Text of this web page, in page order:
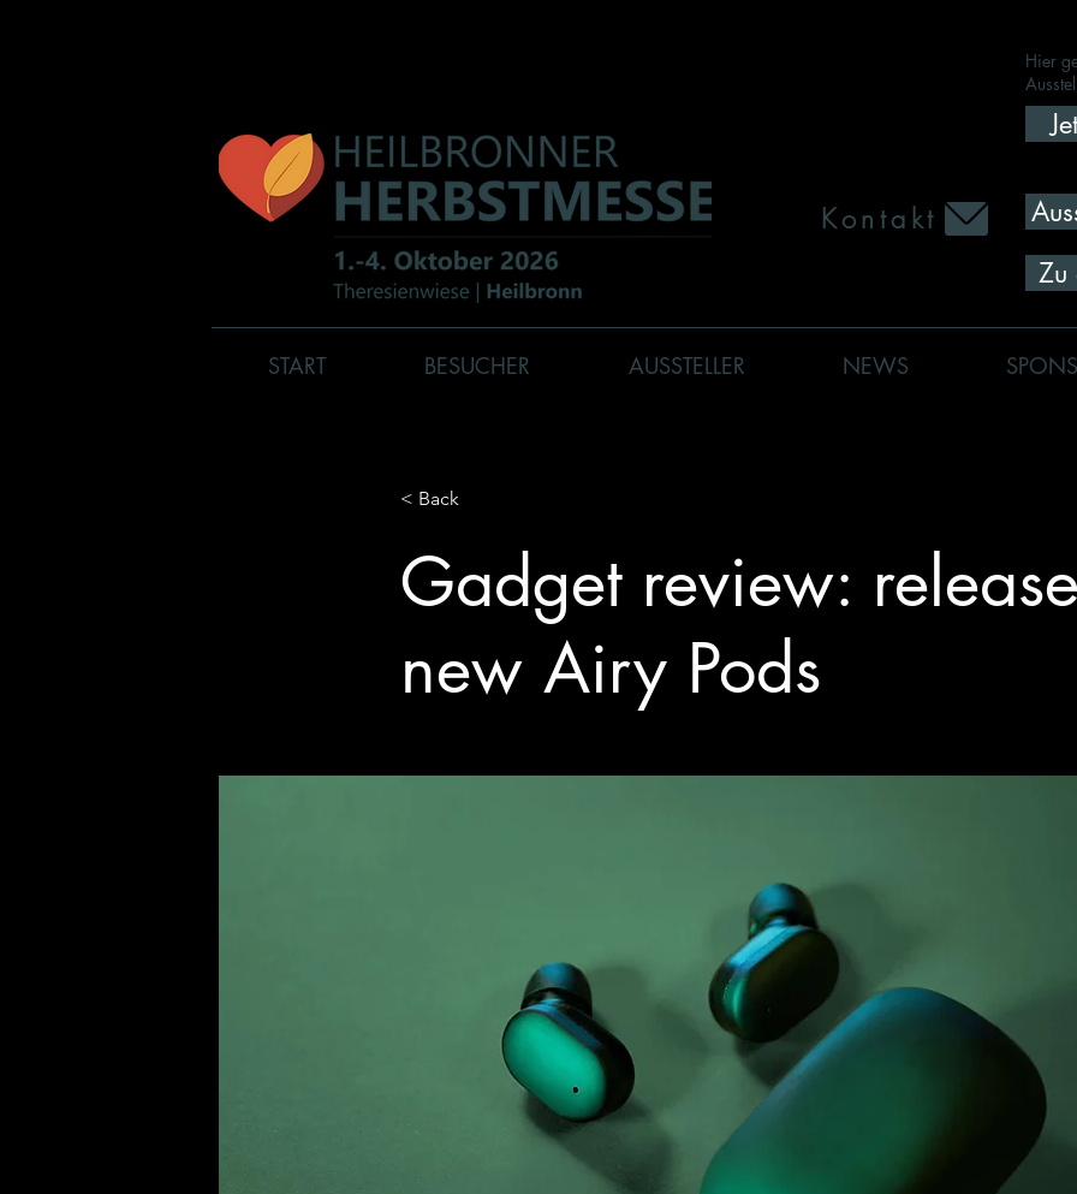
Hier
Kontakt
Zu
START BESUCHER AUSSTELLER NEWS
< Back
Gadget review:
new Airy Pods